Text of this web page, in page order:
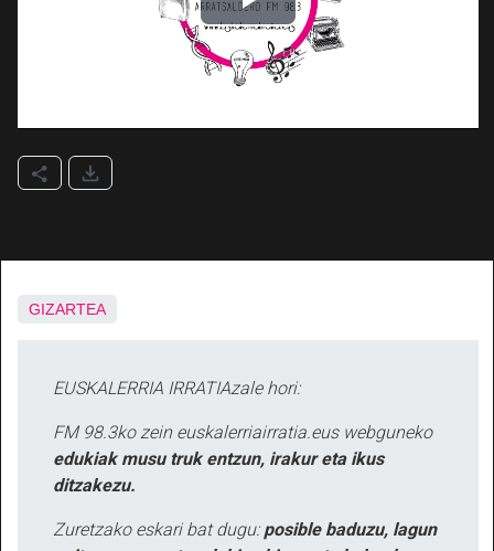
GIZARTEA
EUSKALERRIA IRRATIAzale hori:
FM 98.3ko zein euskalerriairratia.eus webguneko
edukiak musu truk entzun, irakur eta ikus
ditzakezu.
Zuretzako eskari bat dugu: posible baduzu, lagun